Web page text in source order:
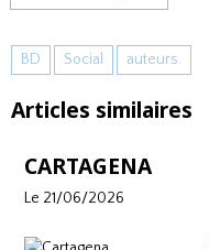
BD Social auteurs.
Articles similaires
CARTAGENA
Le 21/06/2026